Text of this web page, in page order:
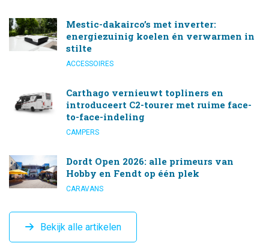
Mestic-dakairco’s met inverter:
energiezuinig koelen én verwarmen in
stilte
ACCESSOIRES
Carthago vernieuwt topliners en
introduceert C2-tourer met ruime face-
to-face-indeling
CAMPERS
Dordt Open 2026: alle primeurs van
Hobby en Fendt op één plek
CARAVANS
Bekijk alle artikelen